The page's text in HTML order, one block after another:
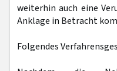
weiterhin auch eine
Anklage in Betracht
Folgendes